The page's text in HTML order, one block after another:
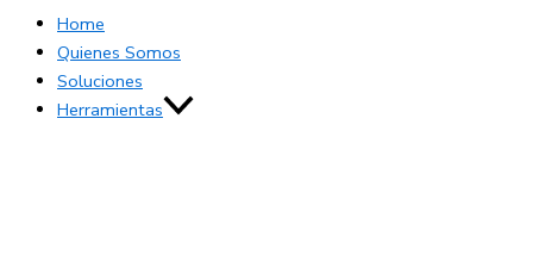
Home
Quienes Somos
Soluciones
Herramientas